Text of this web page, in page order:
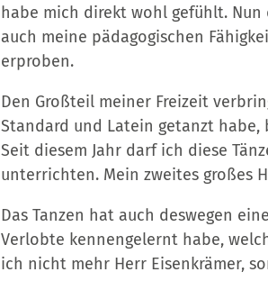
habe mich direkt wohl gefühlt.
auch meine pädagogischen
erproben.
Den Großteil meiner Freizeit
Standard und Latein getanzt habe,
Seit diesem Jahr darf ich diese
unterrichten. Mein zweites großes
Das Tanzen hat auch deswegen
Verlobte kennengelernt habe,
ich nicht mehr Herr Eisenkrämer,